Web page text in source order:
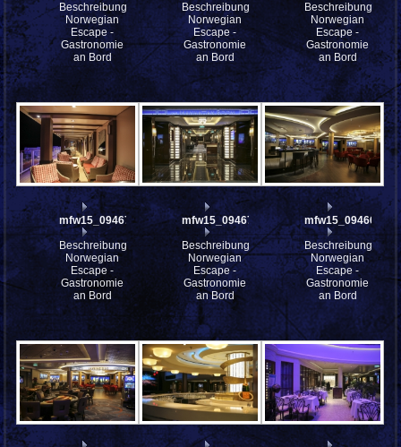
Beschreibung:
Norwegian
Escape -
Gastronomie
an Bord
Beschreibung:
Norwegian
Escape -
Gastronomie
an Bord
Beschreibung:
Norwegian
Escape -
Gastronomie
an Bord
mfw15_094677
Beschreibung:
Norwegian
Escape -
Gastronomie
an Bord
mfw15_094672
Beschreibung:
Norwegian
Escape -
Gastronomie
an Bord
mfw15_094669
Beschreibung:
Norwegian
Escape -
Gastronomie
an Bord